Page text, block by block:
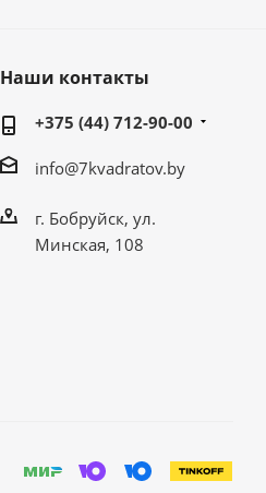
Наши контакты
+375 (44) 712-90-00
info@7kvadratov.by
г. Бобруйск, ул.
Минская, 108